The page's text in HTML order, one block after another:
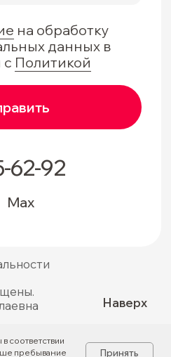
соответствии
пребывание Принять